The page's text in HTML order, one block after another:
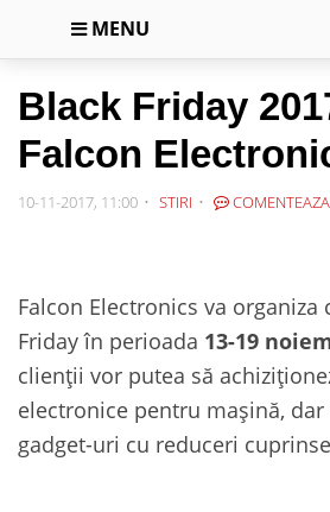
MENU
Black Friday
Falcon
10-11-2017, 11:00 STIRI COMENTEAZA
Falcon Electronics va organiza
Friday în perioada 13-19
clienții vor putea să
electronice pentru mașină,
gadget-uri cu reduceri